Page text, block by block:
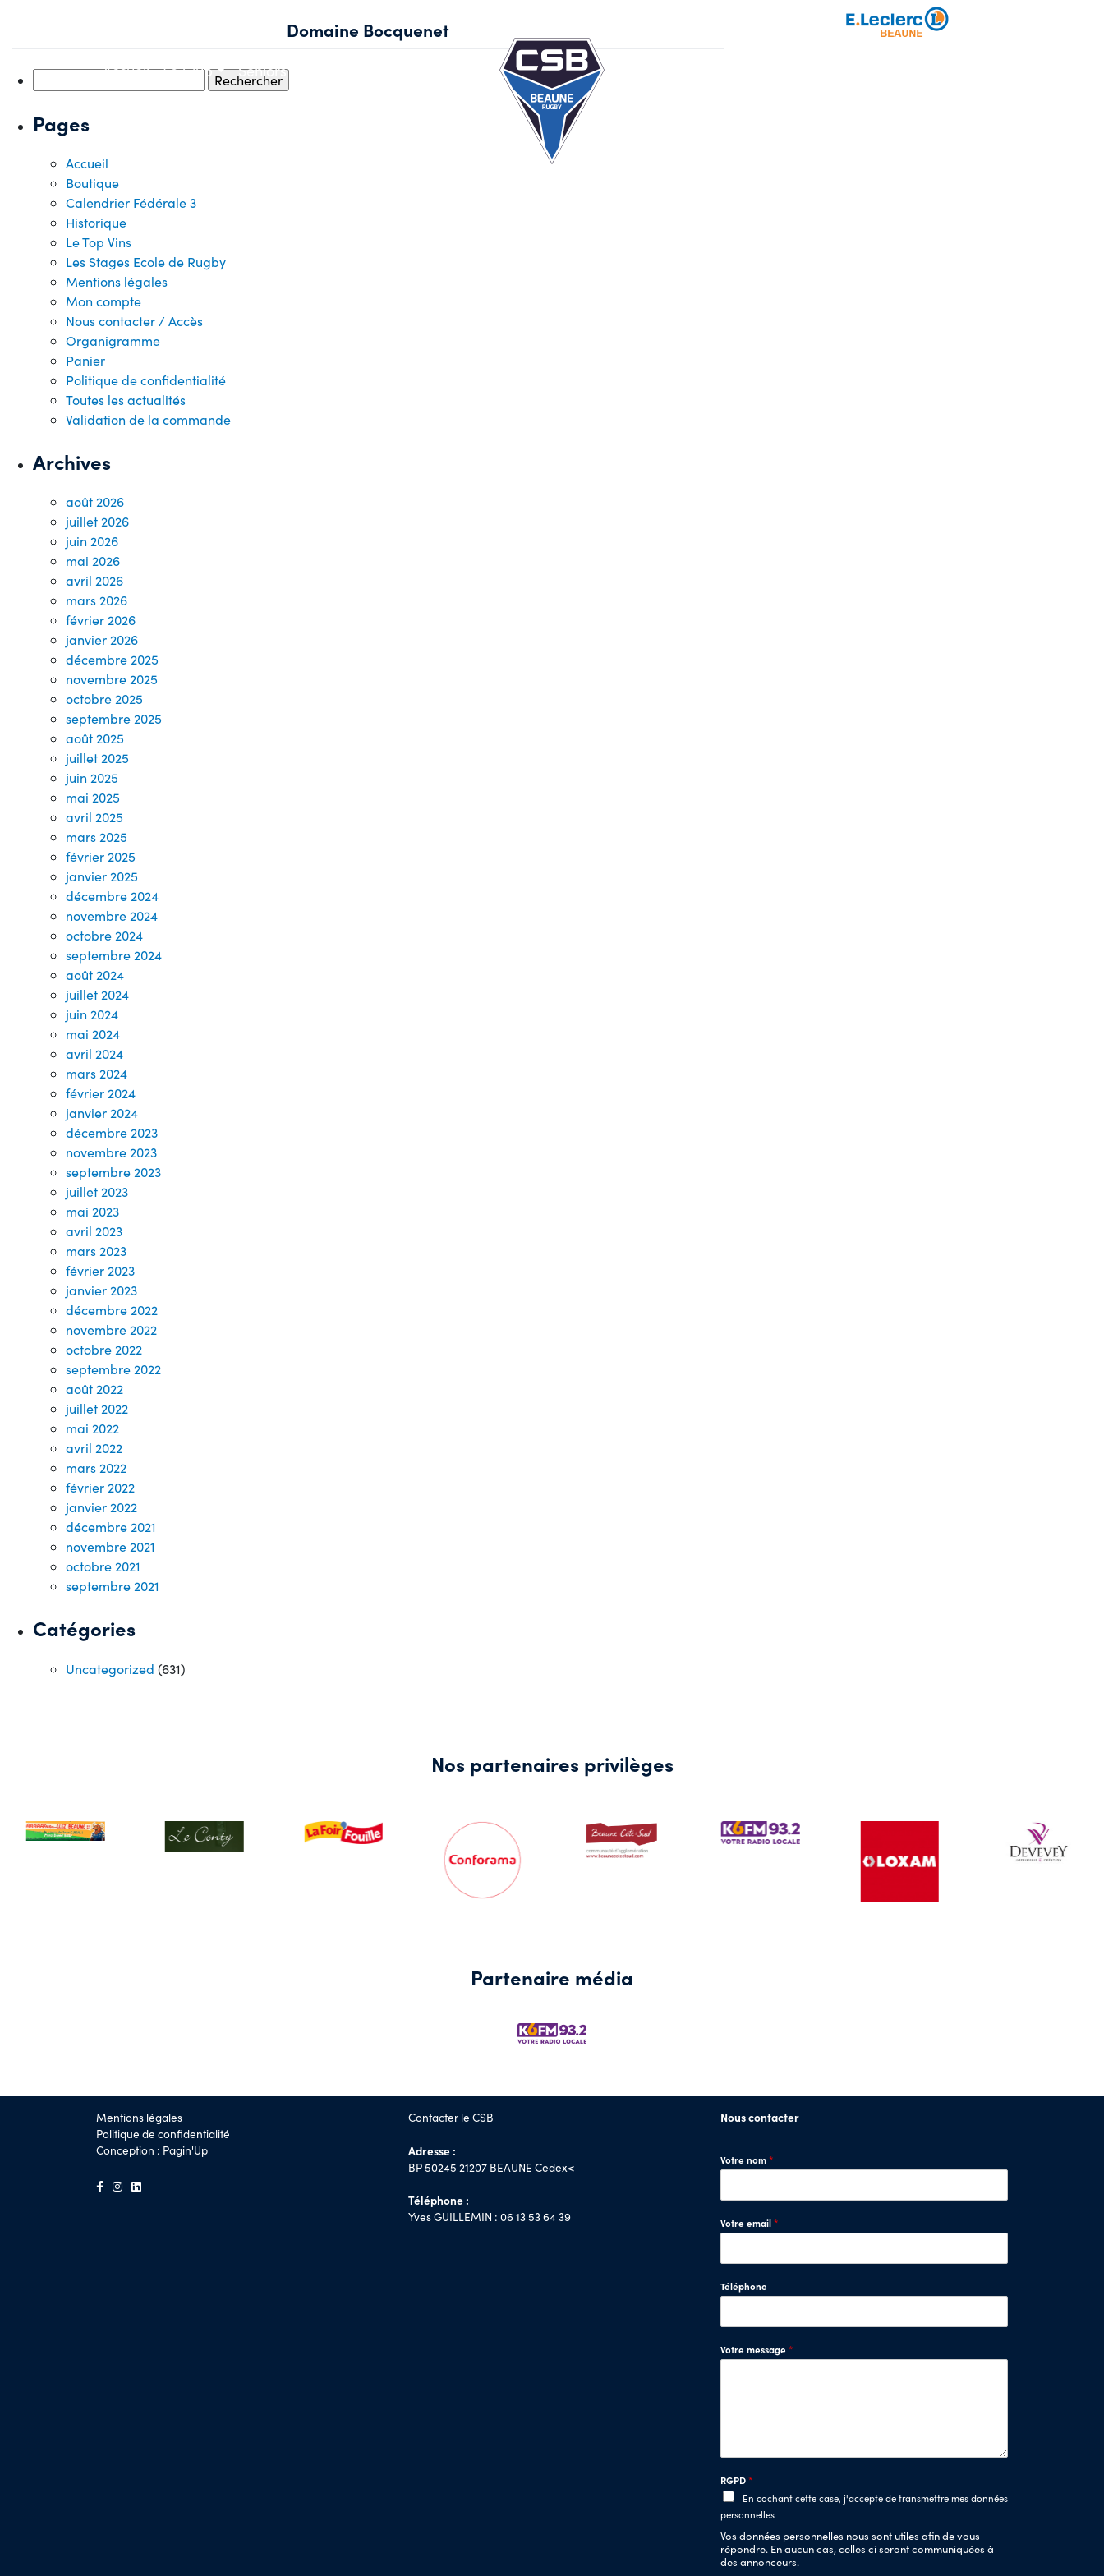
Accueil Le Club Seniors
Domaine Bocquenet
Pages
Accueil
Boutique
Calendrier Fédérale 3
Historique
Le Top Vins
Les Stages Ecole de Rugby
Mentions légales
Mon compte
Nous contacter / Accès
Organigramme
Panier
Politique de confidentialité
Toutes les actualités
Validation de la commande
Archives
août 2026
juillet 2026
juin 2026
mai 2026
avril 2026
mars 2026
février 2026
janvier 2026
décembre 2025
novembre 2025
octobre 2025
septembre 2025
août 2025
juillet 2025
juin 2025
mai 2025
avril 2025
mars 2025
février 2025
janvier 2025
décembre 2024
novembre 2024
octobre 2024
septembre 2024
août 2024
juillet 2024
juin 2024
mai 2024
avril 2024
mars 2024
février 2024
janvier 2024
décembre 2023
novembre 2023
septembre 2023
juillet 2023
mai 2023
avril 2023
mars 2023
février 2023
janvier 2023
décembre 2022
novembre 2022
octobre 2022
septembre 2022
août 2022
juillet 2022
mai 2022
avril 2022
mars 2022
février 2022
janvier 2022
décembre 2021
novembre 2021
octobre 2021
septembre 2021
Catégories
Uncategorized (631)
Nos partenaires privilèges
Partenaire média
Mentions légales
Politique de confidentialité
Conception : Pagin'Up
Contacter le CSB
Adresse :
BP 50245 21207 BEAUNE Cedex<
Téléphone :
Yves GUILLEMIN : 06 13 53 64 39
Nous contacter
Votre nom *
Votre email *
Téléphone
Votre message *
RGPD *
En cochant cette case, j'accepte de transmettre mes données
personnelles
Vos données personnelles nous sont utiles afin de vous
répondre. En aucun cas, celles ci seront communiquées à
des annonceurs.